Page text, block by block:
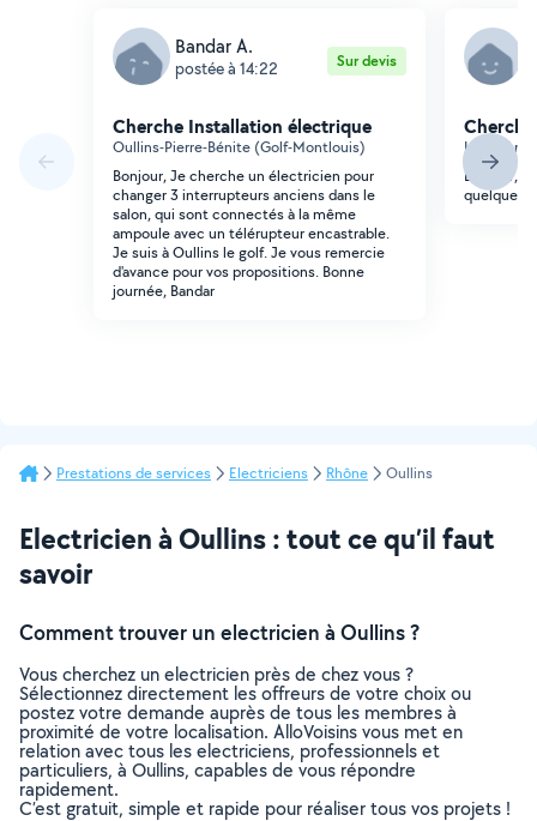
Bandar A.
postée à 14:22 Sur devis
Cherche Installation électrique
Oullins-Pierre-Bénite (Golf-Montlouis)
Bonjour, Je cherche un électricien pour
changer 3 interrupteurs anciens dans le
salon, qui sont connectés à la même
ampoule avec un télérupteur encastrable.
Je suis à Oullins le golf. Je vous remercie
d'avance pour vos propositions. Bonne
journée, Bandar
Lyon
Bonjour,
quelquen
Prestations de services Electriciens Rhône Oullins
Electricien à Oullins : tout ce qu’il faut
savoir
Comment trouver un electricien à Oullins ?
Vous cherchez un electricien près de chez vous ?
Sélectionnez directement les offreurs de votre choix ou
postez votre demande auprès de tous les membres à
proximité de votre localisation. AlloVoisins vous met en
relation avec tous les electriciens, professionnels et
particuliers, à Oullins, capables de vous répondre
rapidement.
C’est gratuit, simple et rapide pour réaliser tous vos projets !